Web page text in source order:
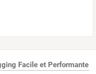
Facile et Performante